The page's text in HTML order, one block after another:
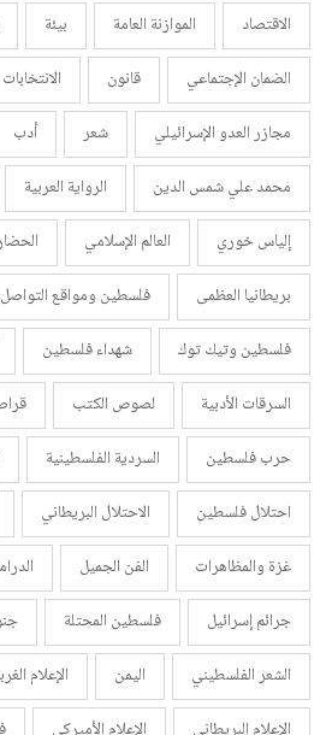
الاقتصاد
الموازنة العامة بيئة
الضمان الإجتماعي
قانون الانتخابات
مجازر العدو الإسرائيلي
شعر أدب
محمد علي شمس الدين
الرواية العربية
إلياس خوري
العالم الإسلامي
بريطانيا العظمى
فلسطين ومواقع
فلسطين وتيك توك
شهداء فلسطين
السرقات الأدبية
لصوص الكتب
حرب فلسطين
السردية الفلسطينية
احتلال فلسطين
الاحتلال البريطاني
غزة والمظاهرات
الفن الجميل
جرائم إسرائيل
فلسطين المحتلة
الشعر الفلسطيني
اليمن الإعلام